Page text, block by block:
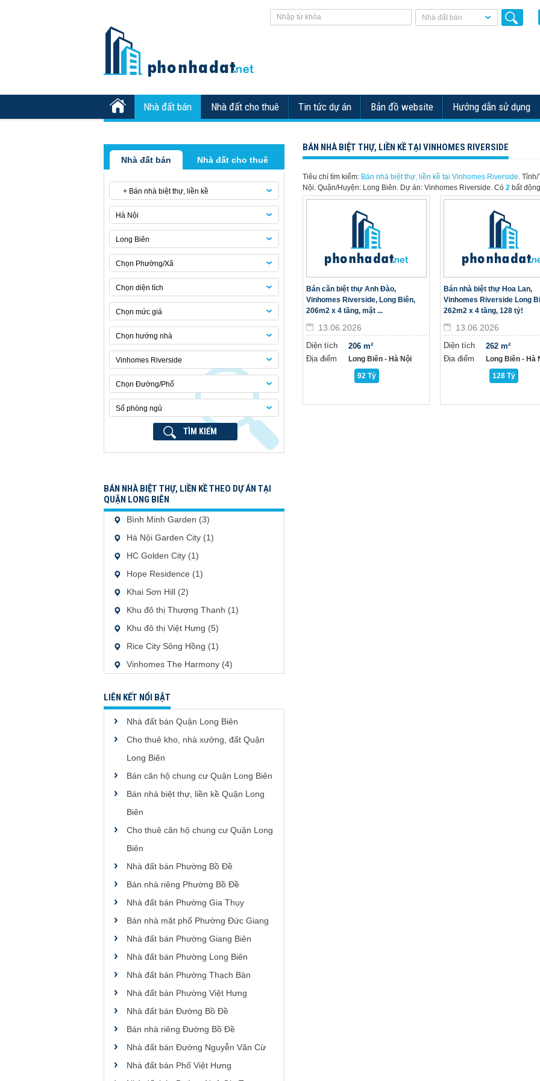
Nhà đất bán
Nhà đất bán Nhà đất cho thuê Tin tức dự án Bản đồ website Hướng dẫn sử dụng
Nhà đất bán Nhà đất cho thuê
+ Bán nhà biệt thự, liền kề
Hà Nội
Long Biên
Chọn Phường/Xã
Chọn diện tích
Chọn mức giá
Chọn hướng nhà
Vinhomes Riverside
Chọn Đường/Phố
Số phòng ngủ
TÌM KIẾM
BÁN NHÀ BIỆT THỰ, LIỀN KỀ THEO DỰ ÁN TẠI
QUẬN LONG BIÊN
Bình Minh Garden (3)
Hà Nội Garden City (1)
HC Golden City (1)
Hope Residence (1)
Khai Sơn Hill (2)
Khu đô thị Thượng Thanh (1)
Khu đô thị Việt Hưng (5)
Rice City Sông Hồng (1)
Vinhomes The Harmony (4)
LIÊN KẾT NỔI BẬT
Nhà đất bán Quận Long Biên
Cho thuê kho, nhà xưởng, đất Quận
Long Biên
Bán căn hộ chung cư Quận Long Biên
Bán nhà biệt thự, liền kề Quận Long
Biên
Cho thuê căn hộ chung cư Quận Long
Biên
Nhà đất bán Phường Bồ Đề
Bán nhà riêng Phường Bồ Đề
Nhà đất bán Phường Gia Thụy
Bán nhà mặt phố Phường Đức Giang
Nhà đất bán Phường Giang Biên
Nhà đất bán Phường Long Biên
Nhà đất bán Phường Thạch Bàn
Nhà đất bán Phường Việt Hưng
Nhà đất bán Đường Bồ Đề
Bán nhà riêng Đường Bồ Đề
Nhà đất bán Đường Nguyễn Văn Cừ
Nhà đất bán Phố Việt Hưng
BÁN NHÀ BIỆT THỰ, LIỀN KỀ TẠI VINHOMES RIVERSIDE
Tiêu chí tìm kiếm: Bán nhà biệt thự, liền kề tại Vinhomes Riverside.
Nội. Quận/Huyện: Long Biên. Dự án: Vinhomes Riverside. Có 2 bất
Bán căn biệt thự Anh Đào,
Vinhomes Riverside, Long Biên,
206m2 x 4 tầng, mặt ...
13.06.2026
Diện tích
Địa điểm
206 m²
Long Biên - Hà Nội
92 Tỷ
Bán nhà biệt thự Hoa Lan,
Vinhomes Riverside Long
262m2 x 4 tầng, 128 tỷ!
13.06.2026
Diện tích
Địa điểm
262 m²
Long Biên - Hà
128 Tỷ